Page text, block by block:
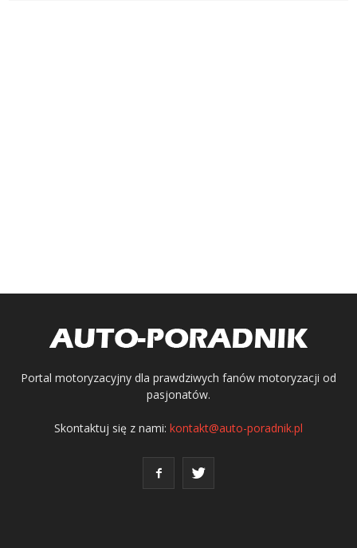
Portal motoryzacyjny dla prawdziwych fanów motoryzacji od
pasjonatów.
Skontaktuj się z nami: kontakt@auto-poradnik.pl